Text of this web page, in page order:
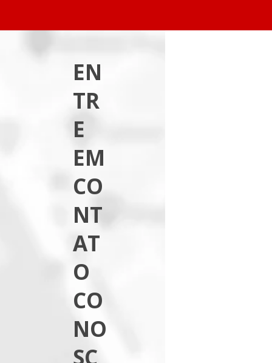
EN
TR
E
EM
CO
NT
AT
O
CO
NO